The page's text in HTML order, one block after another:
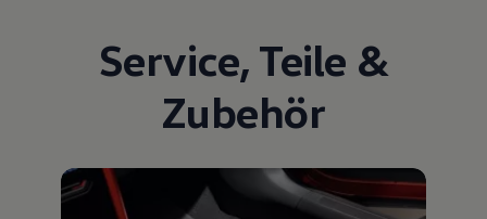
Service, Teile &
Zubehör